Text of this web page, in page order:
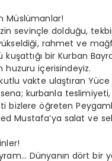
Müslümanlar!
sevinçle dolduğu,
rahmet ve
kuşattığı bir Kurban
huzuru içerisindeyiz.
vakte ulaştıran
kurbanla
bizlere öğreten
Mustafa’ya salat ve
Dünyanın dört bir